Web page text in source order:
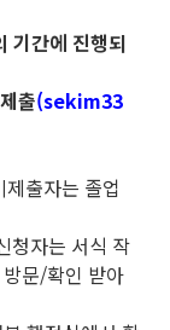
기간에 진행되
출(sekim33
출자는 졸업
청자는 서식 작
문/확인 받아